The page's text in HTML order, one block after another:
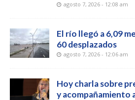
agosto 7, 2026 - 12:08 am
El río llegó a 6,09
60 desplazados
agosto 7, 2026 - 12:06 am
Hoy charla sobre
y acompañamiento